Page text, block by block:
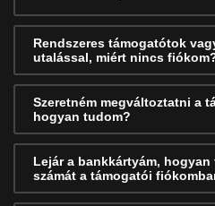
Rendszeres támogatótok
utalással, miért nincs
Szeretném megváltoztatni a
hogyan tudom?
Lejár a bankkártyám,
számát a támogatói